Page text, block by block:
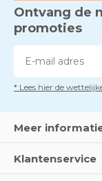
Ontvang de
promoties
* Lees hier de
Meer
Klantenservice